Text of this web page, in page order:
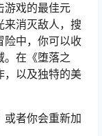
游戏的最佳元
来消灭敌人，搜
险中，你可以收
。在《堕落之
，以及独特的美
或者你会重新加